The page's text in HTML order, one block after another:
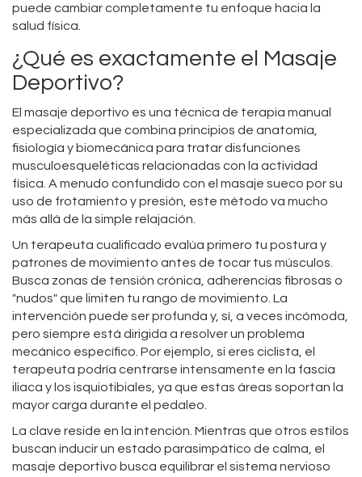
puede cambiar completamente tu enfoque hacia la
salud física.
¿Qué es exactamente el Masaje
Deportivo?
El masaje deportivo es una técnica de terapia manual
especializada que combina principios de anatomía,
fisiología y biomecánica para tratar disfunciones
musculoesqueléticas relacionadas con la actividad
física . A menudo confundido con el masaje sueco por su
uso de frotamiento y presión, este método va mucho
más allá de la simple relajación.
Un terapeuta cualificado evalúa primero tu postura y
patrones de movimiento antes de tocar tus músculos.
Busca zonas de tensión crónica, adherencias fibrosas o
"nudos" que limiten tu rango de movimiento. La
intervención puede ser profunda y, sí, a veces incómoda,
pero siempre está dirigida a resolver un problema
mecánico específico. Por ejemplo, si eres ciclista, el
terapeuta podría centrarse intensamente en la fascia
iliaca y los isquiotibiales, ya que estas áreas soportan la
mayor carga durante el pedaleo.
La clave reside en la intención. Mientras que otros estilos
buscan inducir un estado parasimpático de calma, el
masaje deportivo busca equilibrar el sistema nervioso